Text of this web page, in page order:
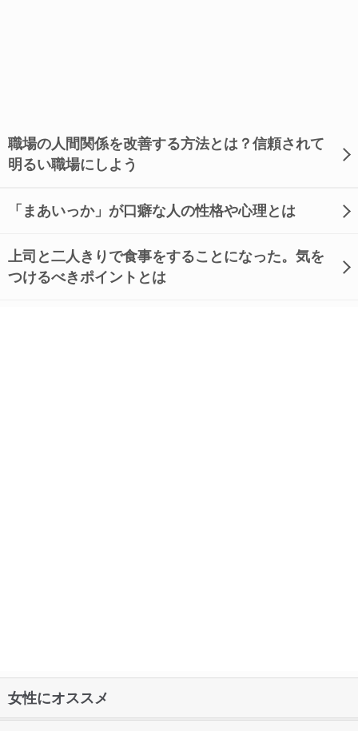
職場の人間関係を改善する方法とは？信頼されて
明るい職場にしよう
「まあいっか」が口癖な人の性格や心理とは
上司と二人きりで食事をすることになった。気を
つけるべきポイントとは
女性にオススメ